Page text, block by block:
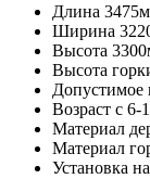
Длина
Ширина
Высота
Высота
Допустимое
Возраст с 6-
Материал
Материал
Установка